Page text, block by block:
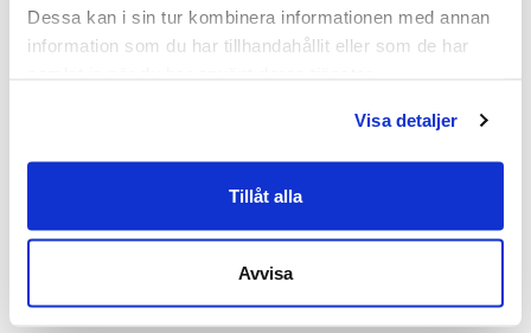
Dessa kan i sin tur kombinera informationen med annan
information som du har tillhandahållit eller som de har
Visa detaljer
Tillåt alla
Avvisa
Begagnad konferensstol från Muuto - modell Fiber
Side Chair erbjuder en kombination av hållbarhet
i konferensrum tack vare dess ergonomiska design
användaren att enkelt rikta uppmärksamheten
mot olika delar av rummet.
Frakt & leverans